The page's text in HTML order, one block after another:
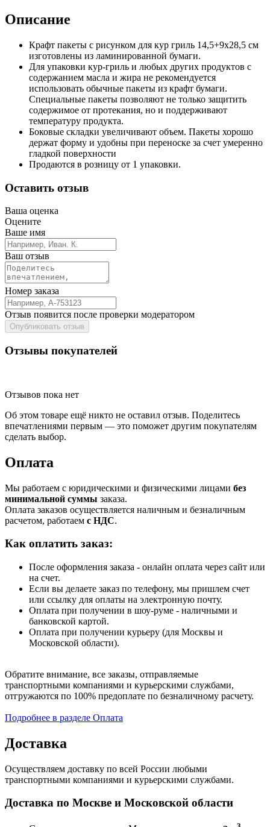
Описание
Крафт пакеты с рисунком для кур гриль 14,5+9х28,5 см
изготовлены из ламинированной бумаги.
Для упаковки кур-гриль и любых других продуктов с
содержанием масла и жира не рекомендуется
использовать обычные пакеты из крафт бумаги.
Специальные пакеты позволяют не только защитить
содержимое от протекания, но и поддерживают
температуру продукта.
Боковые складки увеличивают объем. Пакеты хорошо
держат форму и удобны при переноске за счет умеренно
гладкой поверхности
Продаются в розницу от 1 упаковки.
Оставить отзыв
Ваша оценка
Оцените
Ваше имя
Ваш отзыв
Номер заказа
Отзыв появится после проверки модератором
Опубликовать отзыв
Отзывы покупателей
Отзывов пока нет
Об этом товаре ещё никто не оставил отзыв. Поделитесь
впечатлениями первым — это поможет другим покупателям
сделать выбор.
Оплата
Мы работаем с юридическими и физическими лицами без
минимальной суммы заказа.
Оплата заказов осуществляется наличным и безналичным
расчетом, работаем с НДС.
Как оплатить заказ:
После оформления заказа - онлайн оплата через сайт или
на счет.
Если вы делаете заказ по телефону, мы пришлем счет
или ссылку для оплаты на электронную почту.
Оплата при получении в шоу-руме - наличными и
банковской картой.
Оплата при получении курьеру (для Москвы и
Московской области).
Обратите внимание, все заказы, отправляемые
транспортными компаниями и курьерскими службами,
отгружаются по 100% предоплате по безналичному расчету.
Подробнее в разделе Оплата
Доставка
Осуществляем доставку по всей России любыми
транспортными компаниями и курьерскими службами.
Доставка по Москве и Московской области